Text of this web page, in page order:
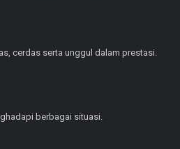
cerdas serta unggul dalam prestasi.
berbagai situasi.